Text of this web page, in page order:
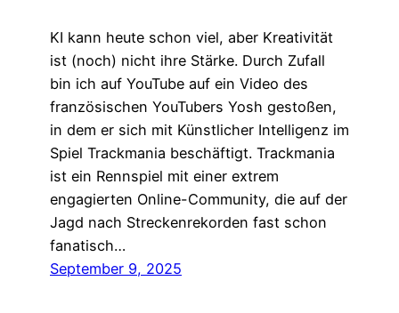
KI kann heute schon viel, aber Kreativität
ist (noch) nicht ihre Stärke. Durch Zufall
bin ich auf YouTube auf ein Video des
französischen YouTubers Yosh gestoßen,
in dem er sich mit Künstlicher Intelligenz im
Spiel Trackmania beschäftigt. Trackmania
ist ein Rennspiel mit einer extrem
engagierten Online-Community, die auf der
Jagd nach Streckenrekorden fast schon
fanatisch…
September 9, 2025